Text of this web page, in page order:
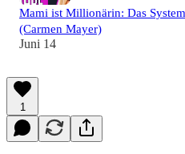
Mami ist Millionärin: Das
(Carmen Mayer)
Juni 14
1